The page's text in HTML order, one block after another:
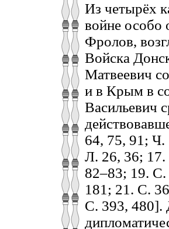
Из четырёх
войне особо
Фролов,
Войска
Матвеевич
и в Крым в
Васильевич
64, 75, 91;
Л. 26, 36;
82–83; 19.
181; 21. С.
С. 393, 480].